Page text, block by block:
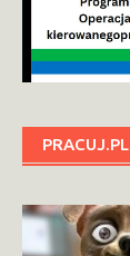
PRACUJ.PL